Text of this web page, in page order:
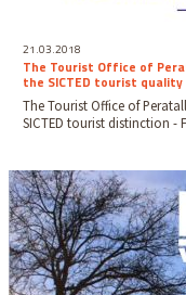
21.03.2018
The Tourist Office of
the SICTED tourist quality
The Tourist Office of
SICTED tourist distinction